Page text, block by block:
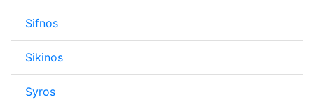
Sifnos
Sikinos
Syros